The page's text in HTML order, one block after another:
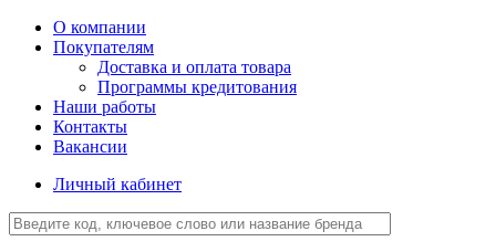
О компании
Покупателям
Доставка и оплата товара
Программы кредитования
Наши работы
Контакты
Вакансии
Личный кабинет